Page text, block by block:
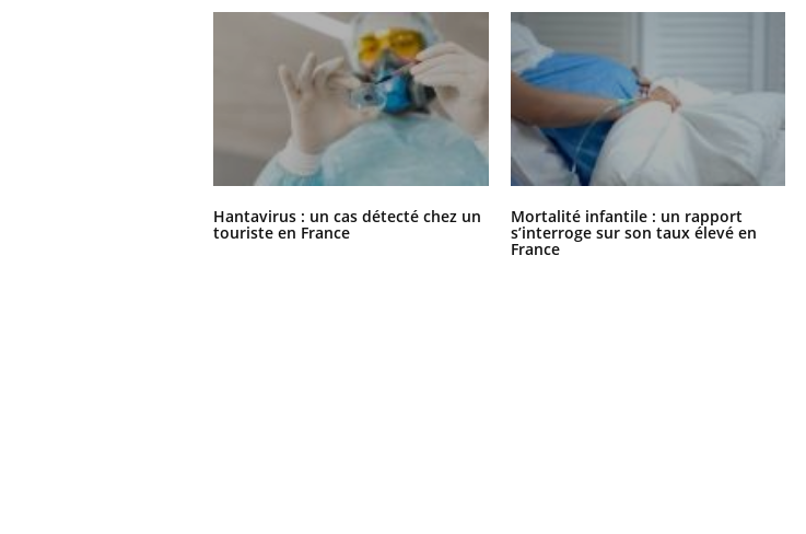
Hantavirus : un cas détecté chez un
touriste en France
Mortalité infantile : un rapport
s’interroge sur son taux élevé en
France